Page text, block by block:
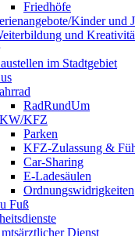
Friedhöfe
Kinder und
und
im Stadtgebiet
RadRundUm
KFZ
Parken
KFZ-Zulassung &
Car-Sharing
E-Ladesäulen
Ordnungswidrigkeiten
Fuß
Dienst